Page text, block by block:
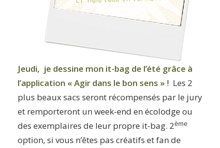
Jeudi, je dessine mon it-bag de l’été grâce à
l’application «Agir dans le bon sens » ! Les 2
plus beaux sacs seront récompensés par le jury
et remporteront un week-end en écolodge ou
des exemplaires de leur propre it-bag. 2ème
option, si vous n’êtes pas créatifs et fan de